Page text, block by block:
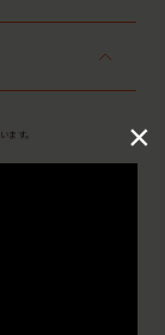
×
ます。